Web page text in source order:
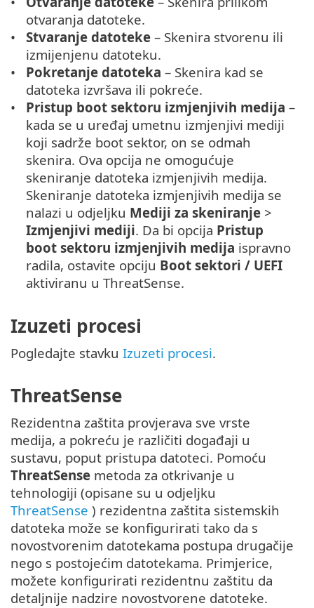
otvaranja datoteke.
Stvaranje datoteke – Skenira stvorenu ili
izmijenjenu datoteku.
Pokretanje datoteka – Skenira kad se
datoteka izvršava ili pokreće.
Pristup boot sektoru izmjenjivih medija –
kada se u uređaj umetnu izmjenjivi mediji
koji sadrže boot sektor, on se odmah
skenira. Ova opcija ne omogućuje
skeniranje datoteka izmjenjivih medija.
Skeniranje datoteka izmjenjivih medija se
nalazi u odjeljku Mediji za skeniranje >
Izmjenjivi mediji. Da bi opcija Pristup
boot sektoru izmjenjivih medija ispravno
radila, ostavite opciju Boot sektori / UEFI
aktiviranu u ThreatSense.
Izuzeti procesi
Pogledajte stavku Izuzeti procesi.
ThreatSense
Rezidentna zaštita provjerava sve vrste
medija, a pokreću je različiti događaji u
sustavu, poput pristupa datoteci. Pomoću
ThreatSense metoda za otkrivanje u
tehnologiji (opisane su u odjeljku
ThreatSense ) rezidentna zaštita sistemskih
datoteka može se konfigurirati tako da s
novostvorenim datotekama postupa drugačije
nego s postojećim datotekama. Primjerice,
možete konfigurirati rezidentnu zaštitu da
detaljnije nadzire novostvorene datoteke.